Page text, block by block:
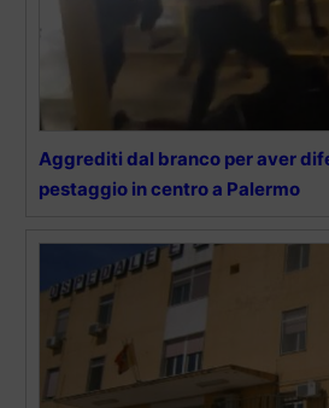
Aggrediti dal branco per aver
pestaggio in centro a Palermo